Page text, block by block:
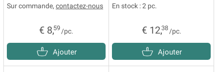
Sur commande, contactez-nous
€ 8,59 /pc.
Ajouter
En stock : 2 pc.
€ 12,38 /pc.
Ajouter